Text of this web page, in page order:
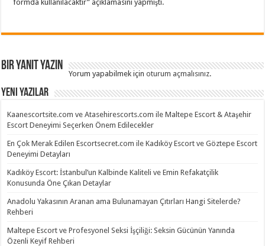
formda kullanılacaktır” açıklamasını yapmıştı.
Bir yanıt yazın
Yorum yapabilmek içinoturum açmalısınız.
Yeni Yazılar
Kaanescortsite.com ve Atasehirescorts.com ile Maltepe Escort & Ataşehir
Escort Deneyimi Seçerken Önem Edilecekler
En Çok Merak Edilen Escortsecret.com ile Kadıköy Escort ve Göztepe Escort
Deneyimi Detayları
Kadıköy Escort: İstanbul’un Kalbinde Kaliteli ve Emin Refakatçilik
Konusunda Öne Çıkan Detaylar
Anadolu Yakasının Aranan ama Bulunamayan Çıtırları Hangi Sitelerde?
Rehberi
Maltepe Escort ve Profesyonel Seksi İşçiliği: Seksin Gücünün Yanında
Özenli Keyif Rehberi